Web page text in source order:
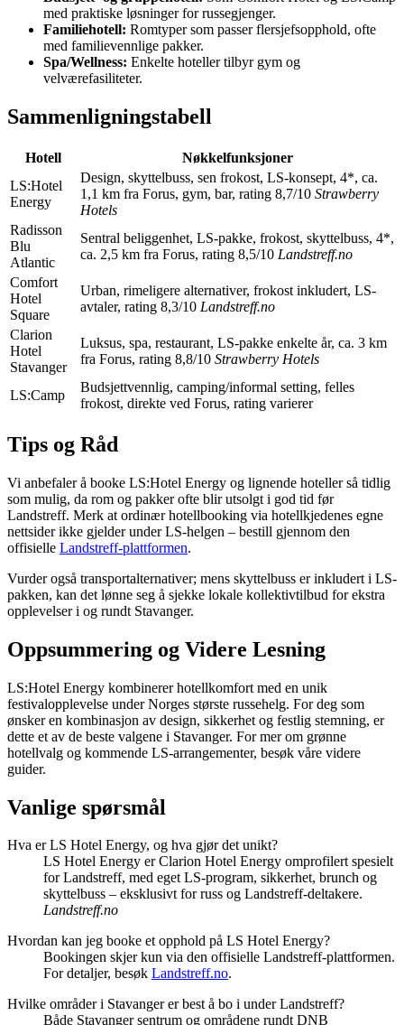
med praktiske løsninger for russegjenger.
Familiehotell: Romtyper som passer flersjefsopphold, ofte
med familievennlige pakker.
Spa/Wellness: Enkelte hoteller tilbyr gym og
velværefasiliteter.
Sammenligningstabell
Hotell
Nøkkelfunksjoner
LS:Hotel
Energy
Design, skyttelbuss, sen frokost, LS-konsept, 4*, ca.
1,1 km fra Forus, gym, bar, rating 8,7/10 Strawberry
Hotels
Radisson
Blu
Atlantic
Sentral beliggenhet, LS-pakke, frokost, skyttelbuss, 4*,
ca. 2,5 km fra Forus, rating 8,5/10 Landstreff.no
Comfort
Hotel
Square
Urban, rimeligere alternativer, frokost inkludert, LS-
avtaler, rating 8,3/10 Landstreff.no
Clarion
Hotel
Stavanger
Luksus, spa, restaurant, LS-pakke enkelte år, ca. 3 km
fra Forus, rating 8,8/10 Strawberry Hotels
LS:Camp
Budsjettvennlig, camping/informal setting, felles
frokost, direkte ved Forus, rating varierer
Tips og Råd
Vi anbefaler å booke LS:Hotel Energy og lignende hoteller så tidlig
som mulig, da rom og pakker ofte blir utsolgt i god tid før
Landstreff. Merk at ordinær hotellbooking via hotellkjedenes egne
nettsider ikke gjelder under LS-helgen – bestill gjennom den
offisielle Landstreff-plattformen.
Vurder også transportalternativer; mens skyttelbuss er inkludert i LS-
pakken, kan det lønne seg å sjekke lokale kollektivtilbud for ekstra
opplevelser i og rundt Stavanger.
Oppsummering og Videre Lesning
LS:Hotel Energy kombinerer hotellkomfort med en unik
festivalopplevelse under Norges største russehelg. For deg som
ønsker en kombinasjon av design, sikkerhet og festlig stemning, er
dette et av de beste valgene i Stavanger. For mer om grønne
hotellvalg og kommende LS-arrangementer, besøk våre videre
guider.
Vanlige spørsmål
Hva er LS Hotel Energy, og hva gjør det unikt?
LS Hotel Energy er Clarion Hotel Energy omprofilert spesielt
for Landstreff, med eget LS-program, sikkerhet, brunch og
skyttelbuss – eksklusivt for russ og Landstreff-deltakere.
Landstreff.no
Hvordan kan jeg booke et opphold på LS Hotel Energy?
Bookingen skjer kun via den offisielle Landstreff-plattformen.
For detaljer, besøk Landstreff.no.
Hvilke områder i Stavanger er best å bo i under Landstreff?
Både Stavanger sentrum og områdene rundt DNB